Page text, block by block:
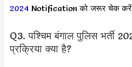
2024 Notification को जरूर चेक
Q3. पश्चिम बंगाल पुलिस भर्ती
प्रक्रिया क्या है?